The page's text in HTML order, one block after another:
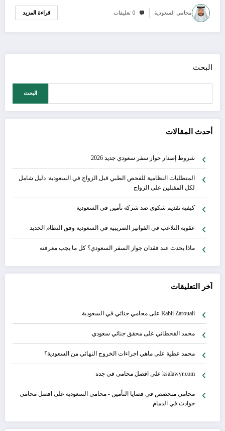
محامي السعودية 0 تعليقات قراءة المزيد
البحث
البحث
أحدث المقالات
شروط إصدار جواز سفر سعودي جديد 2026
المتطلبات النظامية للفحص الطبي قبل الزواج في السعودية: دليل شامل
لكل المقبلين على الزواج
كيفية تقديم شكوى ضد شركة تأمين في السعودية
عقوبة التلاعب في الفواتير الضريبية في السعودية وفق النظام الجديد
ماذا يحدث عند فقدان جواز السفر السعودي؟ كل ما يجب معرفته
آخر التعليقات
Rabii Zarouali على محامي جنائي في السعودية
محمد القحطاني على محقق جنائي سعودي
محمد عطية على ماهي اجراءات الخروج النهائي من السعودية؟
ksalawyr.com على افضل محامي في جدة
محامي متخصص في قضايا التأمين - محامي السعودية على افضل محامي
حوادث في الدمام